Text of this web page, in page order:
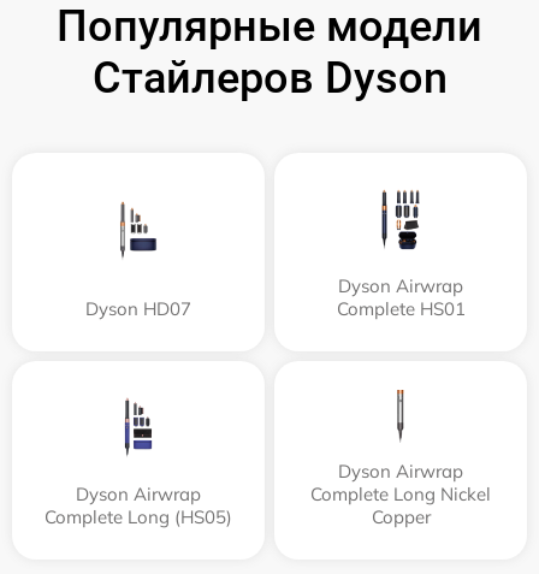
Популярные модели
Стайлеров Dyson
Dyson HD07
Dyson Airwrap
Complete HS01
Dyson Airwrap
Complete Long (HS05)
Dyson Airwrap
Complete Long Nickel
Copper